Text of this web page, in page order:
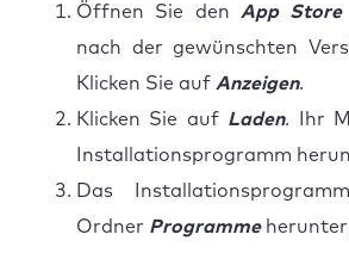
Öffnen Sie den App Store
nach der gewünschten
Klicken Sie auf Anzeigen.
Klicken Sie auf Laden. Ihr
Installationsprogramm
Das
Ordner Programme